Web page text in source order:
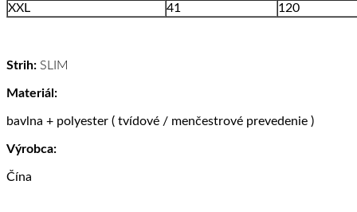
XXL
41 120
Strih: SLIM
Materiál:
bavlna + polyester ( tvídové / menčestrové prevedenie )
Výrobca:
Čína